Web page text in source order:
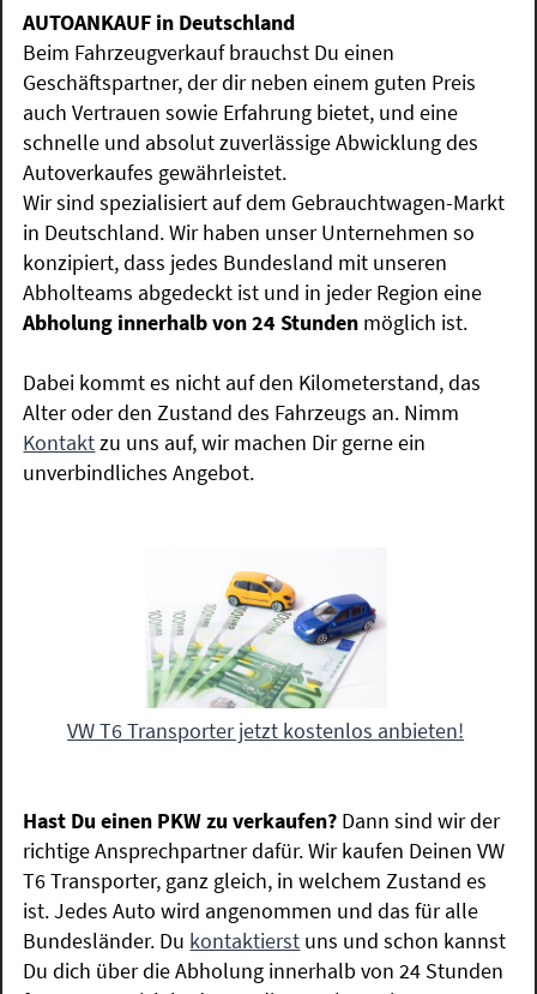
AUTOANKAUF in Deutschland
Beim Fahrzeugverkauf brauchst Du einen
Geschäftspartner, der dir neben einem guten Preis
auch Vertrauen sowie Erfahrung bietet, und eine
schnelle und absolut zuverlässige Abwicklung des
Autoverkaufes gewährleistet.
Wir sind spezialisiert auf dem Gebrauchtwagen-Markt
in Deutschland. Wir haben unser Unternehmen so
konzipiert, dass jedes Bundesland mit unseren
Abholteams abgedeckt ist und in jeder Region eine
Abholung innerhalb von 24 Stunden möglich ist.
Dabei kommt es nicht auf den Kilometerstand, das
Alter oder den Zustand des Fahrzeugs an. Nimm
Kontaktzu uns auf, wir machen Dir gerne ein
unverbindliches Angebot.
VW T6 Transporter jetzt kostenlos anbieten!
Hast Du einen PKW zu verkaufen? Dann sind wir der
richtige Ansprechpartner dafür. Wir kaufen Deinen VW
T6 Transporter, ganz gleich, in welchem Zustand es
ist. Jedes Auto wird angenommen und das für alle
Bundesländer. Du kontaktierst uns und schon kannst
Du dich über die Abholung innerhalb von 24 Stunden